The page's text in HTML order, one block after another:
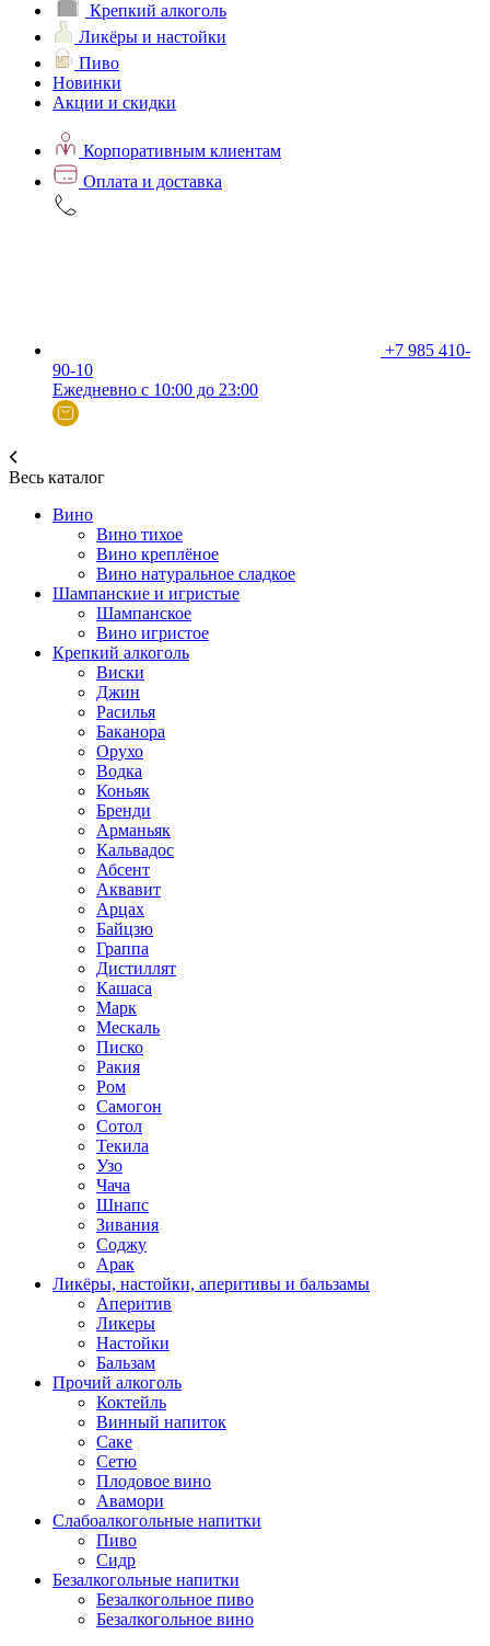
Крепкий алкоголь
Ликёры и настойки
Пиво
Новинки
Акции и скидки
Корпоративным клиентам
Оплата и доставка
+7 985 410-
90-10
Ежедневно с 10:00 до 23:00
Весь каталог
Вино
Вино тихое
Вино креплёное
Вино натуральное сладкое
Шампанские и игристые
Шампанское
Вино игристое
Крепкий алкоголь
Виски
Джин
Расилья
Баканора
Орухо
Водка
Коньяк
Бренди
Арманьяк
Кальвадос
Абсент
Аквавит
Арцах
Байцзю
Граппа
Дистиллят
Кашаса
Марк
Мескаль
Писко
Ракия
Ром
Самогон
Сотол
Текила
Узо
Чача
Шнапс
Зивания
Соджу
Арак
Ликёры, настойки, аперитивы и бальзамы
Аперитив
Ликеры
Настойки
Бальзам
Прочий алкоголь
Коктейль
Винный напиток
Саке
Сетю
Плодовое вино
Авамори
Слабоалкогольные напитки
Пиво
Сидр
Безалкогольные напитки
Безалкогольное пиво
Безалкогольное вино